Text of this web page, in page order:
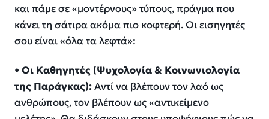
και πάμε σε «μοντέρνους» τύπους, πράγμα που
κάνει τη σάτιρα ακόμα πιο κοφτερή. Οι εισηγητές
σου είναι «όλα τα λεφτά»:
• Οι Καθηγητές (Ψυχολογία & Κοινωνιολογία
της Παράγκας):Αντί να βλέπουν τον λαό ως
ανθρώπους, τον βλέπουν ως «αντικείμενο